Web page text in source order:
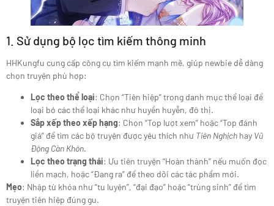
1. Sử dụng bộ lọc tìm kiếm thông minh
HHKungfu cung cấp công cụ tìm kiếm mạnh mẽ, giúp newbie dễ dàng
chọn truyện phù hợp:
Lọc theo thể loại: Chọn “Tiên hiệp” trong danh mục thể loại để
loại bỏ các thể loại khác như huyền huyễn, đô thị.
Sắp xếp theo xếp hạng: Chọn “Top lượt xem” hoặc “Top đánh
giá” để tìm các bộ truyện được yêu thích như Tiên Nghịch hay Vũ
Động Càn Khôn.
Lọc theo trạng thái: Ưu tiên truyện “Hoàn thành” nếu muốn đọc
liền mạch, hoặc “Đang ra” để theo dõi các tác phẩm mới.
Mẹo: Nhập từ khóa như “tu luyện”, “đại đạo” hoặc “trùng sinh” để tìm
truyện tiên hiệp đúng gu.